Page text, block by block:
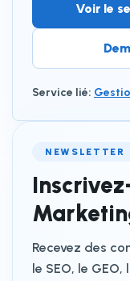
Voir le
Service lié:
NEWSLETTER
Recevez des
le SEO, le